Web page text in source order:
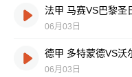
法甲 马赛VS巴黎圣
06月03日
德甲 多特蒙德VS沃
06月03日